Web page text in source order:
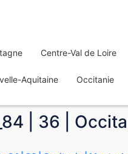
Centre-Val de Loire
Aquitaine Occitanie
| 36 |